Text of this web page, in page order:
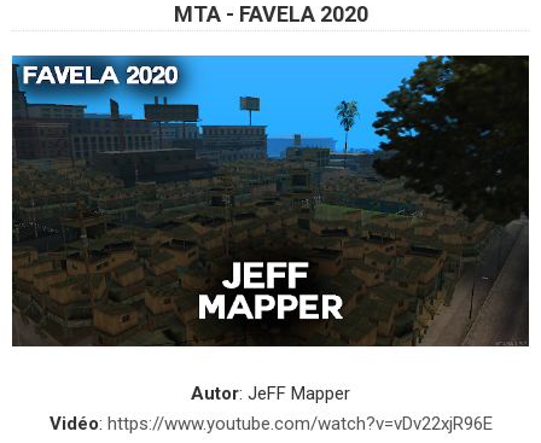
MTA - FAVELA 2020
Autor: JeFF Mapper
Vidéo: https://www.youtube.com/watch?v=vDv22xjR96E